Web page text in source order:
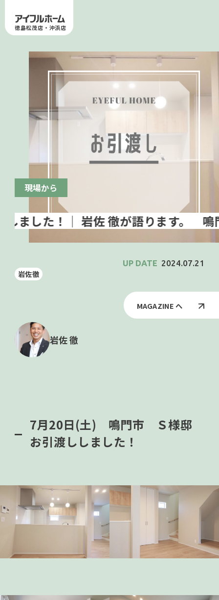
徳島松茂店・沖浜店
現場から
鳴
岩佐徹
2024.07.21
MAGAZINE へ
岩佐 徹
7月20日(土) 鳴門市 Ｓ様邸
お引渡ししました！